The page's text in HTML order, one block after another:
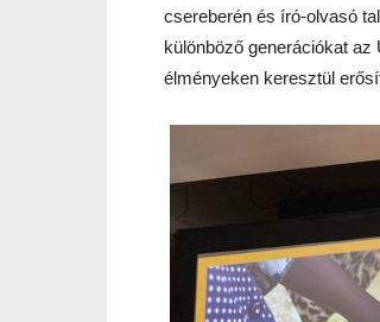
csereberén és író-olvasó
különböző generációkat
élményeken keresztül